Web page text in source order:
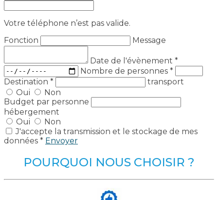
Votre téléphone n’est pas valide.
Fonction
Message
Date de l'évènement *
Nombre de personnes *
Destination *
transport
Oui
Non
Budget par personne
hébergement
Oui
Non
J'accepte la transmission et le stockage de mes
données * Envoyer
POURQUOI NOUS CHOISIR ?